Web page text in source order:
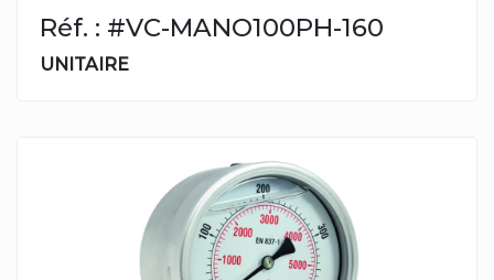
Réf. : #VC-MANO100PH-160
UNITAIRE